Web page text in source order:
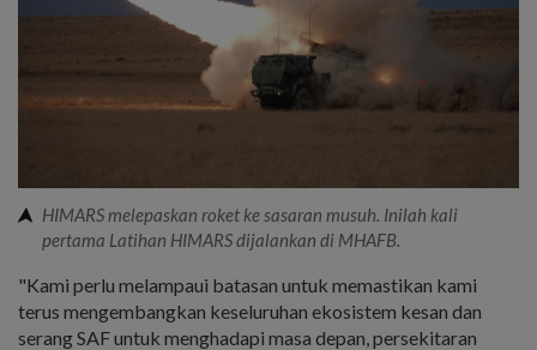
HIMARS melepaskan roket ke sasaran musuh. Inilah kali
pertama Latihan HIMARS dijalankan di MHAFB.
"Kami perlu melampaui batasan untuk memastikan kami
terus mengembangkan keseluruhan ekosistem kesan dan
serang SAF untuk menghadapi masa depan, persekitaran